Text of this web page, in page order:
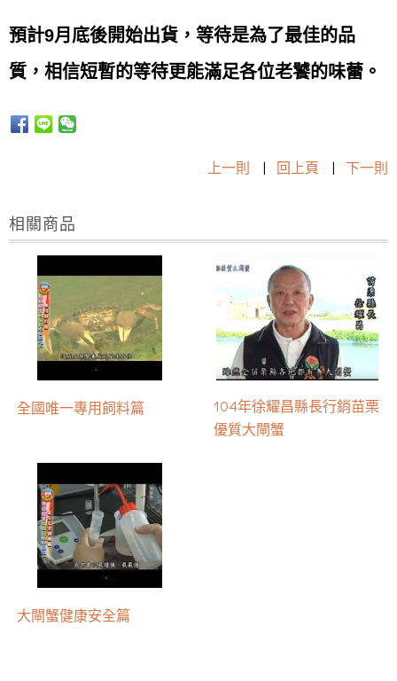
預計9月底後開始出貨，等待是為了最佳的品
質，相信短暫的等待更能滿足各位老饕的味蕾。
上一則 | 回上頁 | 下一則
相關商品
全國唯一專用飼料篇
104年徐耀昌縣長行銷苗栗
優質大閘蟹
大閘蟹健康安全篇